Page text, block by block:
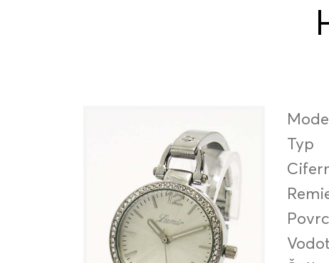
Typ